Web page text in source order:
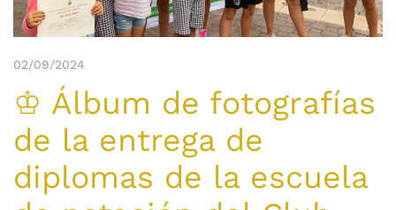
02/09/2024
♔ Álbum de fotografías
de la entrega de
diplomas de la escuela